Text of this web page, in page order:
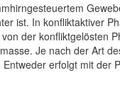
ist. In konfliktaktiver
der konfliktgelösten
Je nach der Art
erfolgt mit der